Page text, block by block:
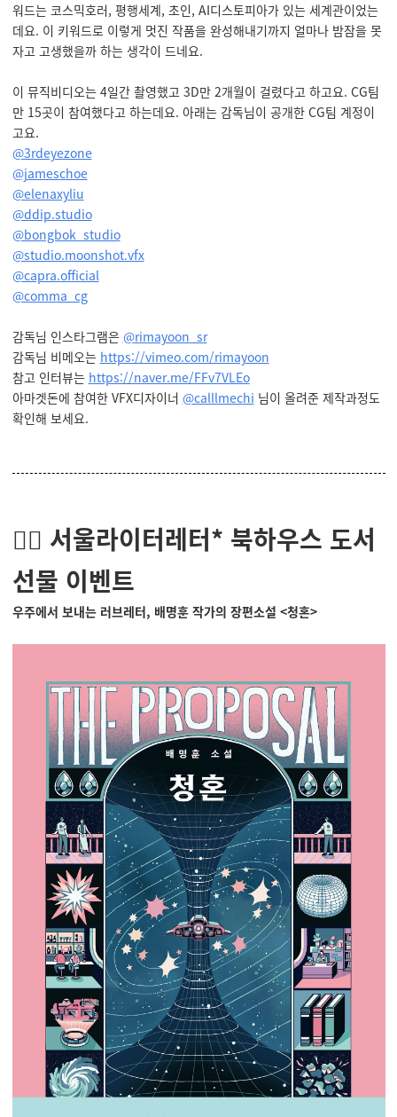
워드는 코스믹호러, 평행세계, 초인, AI디스토피아가 있는 세계관이었는
데요. 이 키워드로 이렇게 멋진 작품을 완성해내기까지 얼마나 밤잠을 못
자고 고생했을까 하는 생각이 드네요.
이 뮤직비디오는 4일간 촬영했고 3D만 2개월이 걸렸다고 하고요. CG팀
만 15곳이 참여했다고 하는데요. 아래는 감독님이 공개한 CG팀 계정이
고요.
@3rdeyezone
@jameschoe
@elenaxyliu
@ddip.studio
@bongbok_studio
@studio.moonshot.vfx
@capra.official
@comma_cg
감독님 인스타그램은 @rimayoon_sr
감독님 비메오는 https://vimeo.com/rimayoon
참고 인터뷰는 https://naver.me/FFv7VLEo
아마겟돈에 참여한 VFX디자이너 @calllmechi 님이 올려준 제작과정도
확인해 보세요.
💁‍♀️ 서울라이터레터* 북하우스 도서
선물 이벤트
우주에서 보내는 러브레터, 배명훈 작가의 장편소설 <청혼>